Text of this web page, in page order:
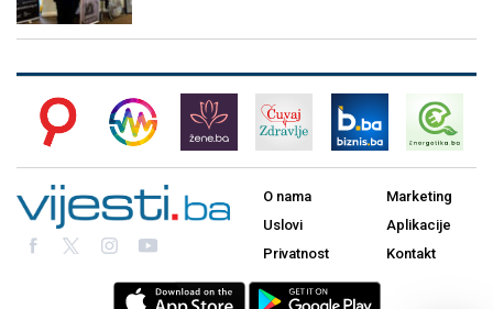
O nama
Uslovi
Privatnost
Marketing
Aplikacije
Kontakt